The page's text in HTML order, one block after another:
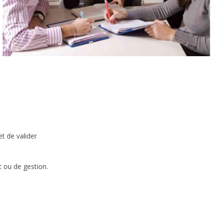
de valider
ou de gestion.